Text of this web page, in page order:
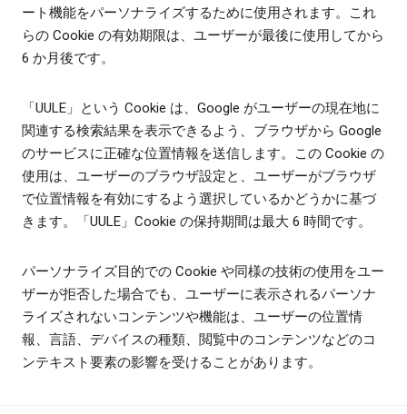
ート機能をパーソナライズするために使用されます。これ
らの Cookie の有効期限は、ユーザーが最後に使用してから
6 か月後です。
「UULE」という Cookie は、Google がユーザーの現在地に
関連する検索結果を表示できるよう、ブラウザから Google
のサービスに正確な位置情報を送信します。この Cookie の
使用は、ユーザーのブラウザ設定と、ユーザーがブラウザ
で位置情報を有効にするよう選択しているかどうかに基づ
きます。「UULE」Cookie の保持期間は最大 6 時間です。
パーソナライズ目的での Cookie や同様の技術の使用をユー
ザーが拒否した場合でも、ユーザーに表示されるパーソナ
ライズされないコンテンツや機能は、ユーザーの位置情
報、言語、デバイスの種類、閲覧中のコンテンツなどのコ
ンテキスト要素の影響を受けることがあります。